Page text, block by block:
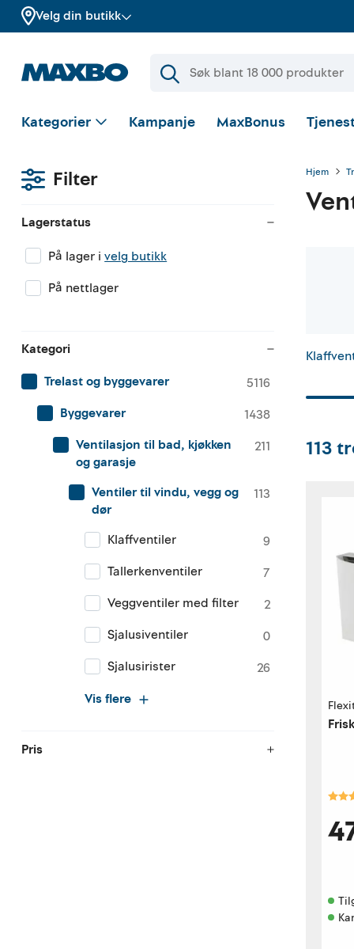
Velg din butikk
Kategorier Kampanje MaxBonus
Filter
Lagerstatus
På lager ivelg butikk
På nettlager
Kategori
Trelast og byggevarer
5116
Byggevarer
1438
Ventilasjon til bad, kjøkken
og garasje
211
Ventiler til vindu, vegg og
dør
113
Klaffventiler
9
Tallerkenventiler
7
Veggventiler med filter
2
Sjalusiventiler
0
Sjalusirister
26
Vis flere
Pris
Hjem
113